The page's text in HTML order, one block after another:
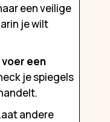
een veilige
je wilt
een
je spiegels
andere